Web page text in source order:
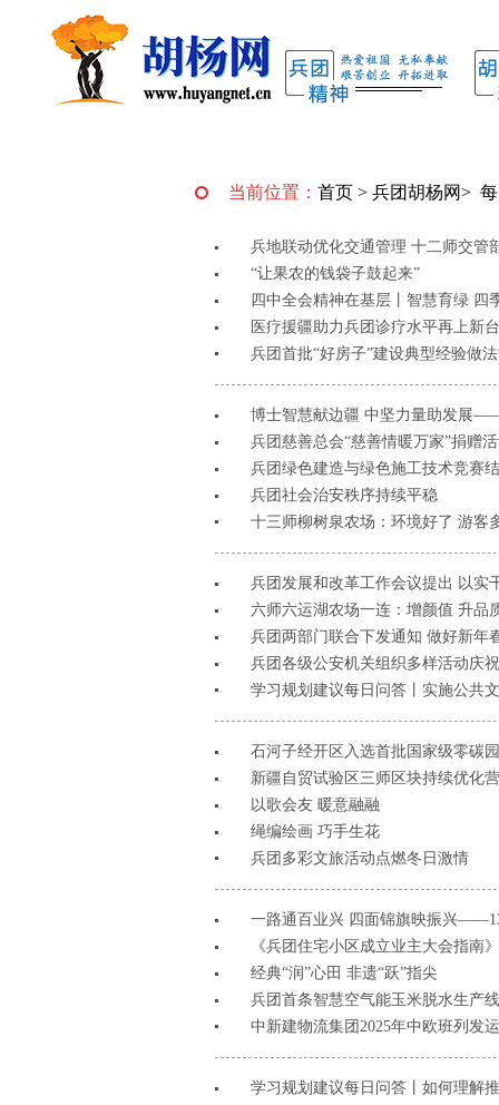
当前位置： 首页 > 兵团胡杨网>
兵地联动优化交通管理 十二师交管
“让果农的钱袋子鼓起来”
四中全会精神在基层丨智慧育绿 四
医疗援疆助力兵团诊疗水平再上新
兵团首批“好房子”建设典型经验做
博士智慧献边疆 中坚力量助发展
兵团慈善总会“慈善情暖万家”捐赠
兵团绿色建造与绿色施工技术竞赛
兵团社会治安秩序持续平稳
十三师柳树泉农场：环境好了 游客
兵团发展和改革工作会议提出 以实
六师六运湖农场一连：增颜值 升品
兵团两部门联合下发通知 做好新年
兵团各级公安机关组织多样活动庆
学习规划建议每日问答丨实施公共
石河子经开区入选首批国家级零碳
新疆自贸试验区三师区块持续优化
以歌会友 暖意融融
绳编绘画 巧手生花
兵团多彩文旅活动点燃冬日激情
一路通百业兴 四面锦旗映振兴
《兵团住宅小区成立业主大会指南
经典“润”心田 非遗“跃”指尖
兵团首条智慧空气能玉米脱水生产
中新建物流集团2025年中欧班列发
学习规划建议每日问答丨如何理解